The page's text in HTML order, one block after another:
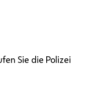
Sie die Polizei